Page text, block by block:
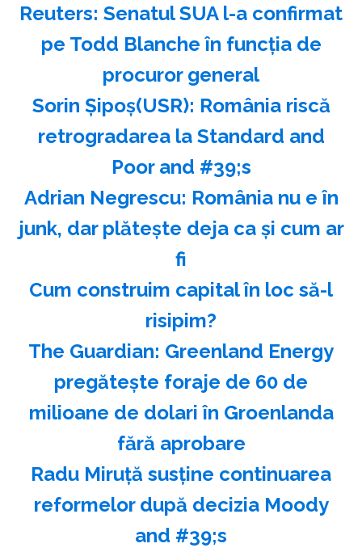
Reuters: Senatul SUA l-a confirmat
pe Todd Blanche în funcţia de
procuror general
Sorin Şipoş(USR): România riscă
retrogradarea la Standard and
Poor and #39;s
Adrian Negrescu: România nu e în
junk, dar plăteşte deja ca şi cum ar
fi
Cum construim capital în loc să-l
risipim?
The Guardian: Greenland Energy
pregăteşte foraje de 60 de
milioane de dolari în Groenlanda
fără aprobare
Radu Miruţă susţine continuarea
reformelor după decizia Moody
and #39;s